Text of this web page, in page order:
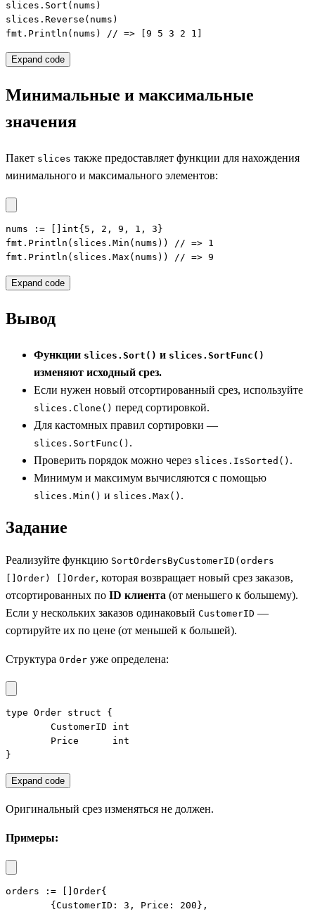
slices.Sort(nums)
slices.Reverse(nums)
fmt.Println(nums) // => [9 5 3 2 1]
Expand code
Минимальные и максимальные
значения
Пакет slices также предоставляет функции для нахождения
минимального и максимального элементов:
nums := []int{5, 2, 9, 1, 3}
fmt.Println(slices.Min(nums)) // => 1
fmt.Println(slices.Max(nums)) // => 9
Expand code
Вывод
Функции slices.Sort() и slices.SortFunc()
изменяют исходный срез.
Если нужен новый отсортированный срез, используйте
slices.Clone() перед сортировкой.
Для кастомных правил сортировки —
slices.SortFunc() .
Проверить порядок можно через slices.IsSorted() .
Минимум и максимум вычисляются с помощью
slices.Min() и slices.Max() .
Задание
Реализуйте функцию SortOrdersByCustomerID(orders
[]Order) []Order, которая возвращает новый срез заказов,
отсортированных по ID клиента (от меньшего к большему).
Если у нескольких заказов одинаковый CustomerID —
сортируйте их по цене (от меньшей к большей).
Структура Order уже определена:
type Order struct {
}
Expand code
Оригинальный срез изменяться не должен.
Примеры:
orders := []Order{